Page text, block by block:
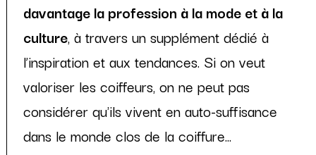
davantage la profession à la mode et à la
culture, à travers un supplément dédié à
l’inspiration et aux tendances. Si on veut
valoriser les coiffeurs, on ne peut pas
considérer qu'ils vivent en auto-suffisance
dans le monde clos de la coiffure...